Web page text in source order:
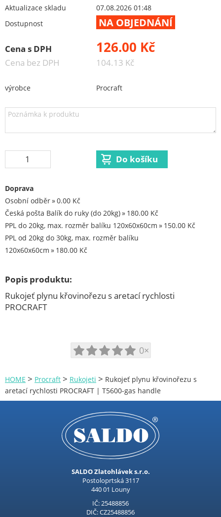
Aku excentrické brusky
Aku fukary
Aku kotoučová pila
Aku křovinořezy
Aku nůžky na trávu a keře
Aku pila ocaska
Aku postřikovače
Aku přímočaré pily
Aku rázový utahovak
Aku řetězové pily
Aku sekačky
Aku úhlová bruska
Aku vrtací kladivo
Aku vysavače
Aku zahradní nůžky
Akumulátory a nabíječky
Brusky pilových řetězů
Čerpadla
Demoliční kladiva
Dílenské stroje
Dvoukotoučové brusky
Elektrické drtiče
Excentrické brusky
Aktualizace skladu
07.08.2026 01:48
Dostupnost
NA OBJEDNÁNÍ
Cena s DPH 126.00 Kč
Cena bez DPH 104.13 Kč
výrobce Procraft
Doprava
Osobní odběr
0.00 Kč
Česká pošta Balík do ruky (do 20kg)
180.00 Kč
PPL do 20kg, max. rozměr balíku 120x60x60cm
150.00 Kč
PPL od 20kg do 30kg, max. rozměr balíku
120x60x60cm
180.00 Kč
Popis produktu:
Rukojeť plynu křovinořezu s aretací rychlosti
PROCRAFT
0×
HOME > Procraft > Rukojeti > Rukojeť plynu křovinořezu s
aretací rychlosti PROCRAFT | T5600-gas handle
SALDO Zlatohlávek s.r.o.
Postoloprtská 3117
440 01 Louny
IČ: 25488856
DIČ: CZ25488856